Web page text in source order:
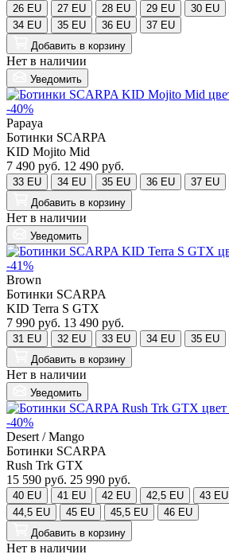
26 EU 27 EU 28 EU 29 EU 30 EU
34 EU
35 EU 36 EU
37 EU
Добавить в корзину
Нет в наличии
Уведомить
-40%
Papaya
Ботинки SCARPA
KID Mojito Mid
7 490 руб. 12 490 руб.
33 EU 34 EU 35 EU 36 EU 37 EU
Добавить в корзину
Нет в наличии
Уведомить
-41%
Brown
Ботинки SCARPA
KID Terra S GTX
7 990 руб. 13 490 руб.
31 EU 32 EU 33 EU 34 EU 35 EU
Добавить в корзину
Нет в наличии
Уведомить
-40%
Desert / Mango
Ботинки SCARPA
Rush Trk GTX
15 590 руб. 25 990 руб.
40 EU 41 EU 42 EU 42,5 EU 43 EU
44,5 EU
45 EU 45,5 EU
46 EU
Добавить в корзину
Нет в наличии